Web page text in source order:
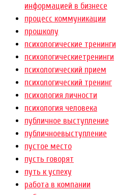
информацией в бизнесе
процесс коммуникации
прошколу
психологические тренинги
психологическиетренинги
психологический прием
психологический тренинг
психология личности
психология человека
публичное выступление
публичноевыступление
пустое место
пусть говорят
путь к успеху
работа в компании